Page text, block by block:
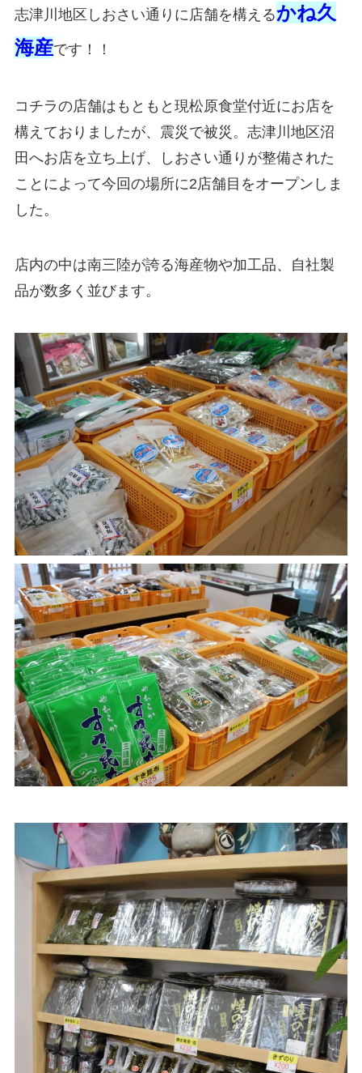
志津川地区しおさい通りに店舗を構えるかね久
海産です！！
コチラの店舗はもともと現松原食堂付近にお店を
構えておりましたが、震災で被災。志津川地区沼
田へお店を立ち上げ、しおさい通りが整備された
ことによって今回の場所に2店舗目をオープンしま
した。
店内の中は南三陸が誇る海産物や加工品、自社製
品が数多く並びます。